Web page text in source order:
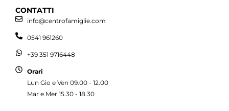
CONTATTI
info@centrofamiglie.com
0541 961260
+39 351 9716448
Orari
Lun Gio e Ven 09.00 - 12.00
Mar e Mer 15.30 - 18.30